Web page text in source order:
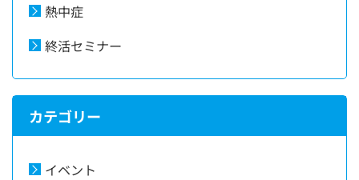
熱中症
終活セミナー
カテゴリー
イベント